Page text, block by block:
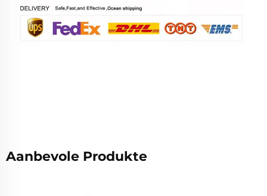
Aanbevole Produkte